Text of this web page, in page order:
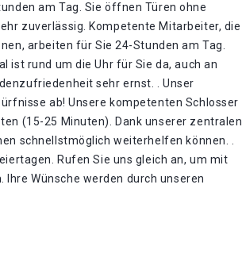
am Tag. Sie öffnen Türen ohne
zuverlässig. Kompetente Mitarbeiter, die
arbeiten für Sie 24-Stunden am Tag.
ist rund um die Uhr für Sie da, auch an
sehr ernst. . Unser
ab! Unsere kompetenten Schlosser
(15-25 Minuten). Dank unserer zentralen
schnellstmöglich weiterhelfen können. .
Rufen Sie uns gleich an, um mit
Wünsche werden durch unseren